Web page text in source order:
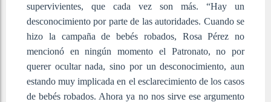
supervivientes, que cada vez son más. “Hay un
desconocimiento por parte de las autoridades. Cuando se
hizo la campaña de bebés robados, Rosa Pérez no
mencionó en ningún momento el Patronato, no por
querer ocultar nada, sino por un desconocimiento, aun
estando muy implicada en el esclarecimiento de los casos
de bebés robados. Ahora ya no nos sirve ese argumento